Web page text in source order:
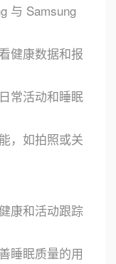
与 Samsung
健康数据和报
常活动和睡眠
，如拍照或关
康和活动跟踪
睡眠质量的用